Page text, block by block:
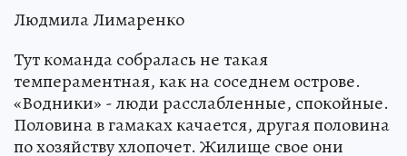
Людмила Лимаренко
Тут команда собралась не такая
темпераментная, как на соседнем острове.
«Водники» - люди расслабленные, спокойные.
Половина в гамаках качается, другая половина
по хозяйству хлопочет. Жилище свое они